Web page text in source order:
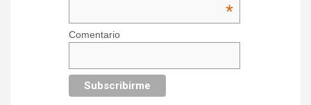
*
Comentario